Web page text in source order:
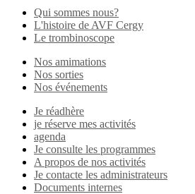
Qui sommes nous?
L'histoire de AVF Cergy
Le trombinoscope
Nos amimations
Nos sorties
Nos événements
Je réadhère
je réserve mes activités
agenda
Je consulte les programmes
A propos de nos activités
Je contacte les administrateurs
Documents internes